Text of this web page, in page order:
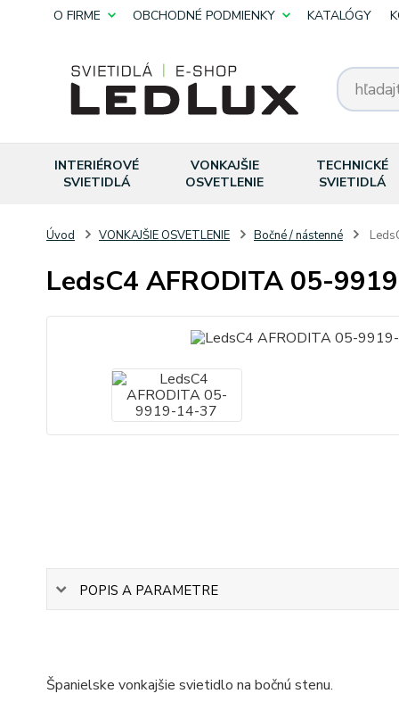
O FIRME OBCHODNÉ PODMIENKY KATALÓGY
INTERIÉROVÉ
SVIETIDLÁ
VONKAJŠIE
OSVETLENIE
TECHNICKÉ
SVIETIDLÁ
Úvod VONKAJŠIE OSVETLENIE Bočné / nástenné
LedsC4 AFRODITA 05-
POPIS A PARAMETRE
Španielske vonkajšie svietidlo na bočnú stenu.